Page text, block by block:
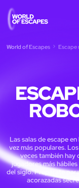
World of Escapes Escape
Las salas de escape
vez más populares.
veces también hay
jugadores más
del siglo. Prepárate
acorazadas